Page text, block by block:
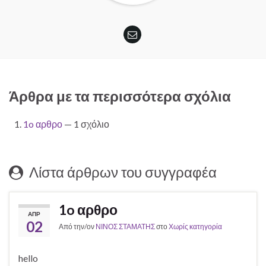
Άρθρα με τα περισσότερα σχόλια
1o αρθρο — 1 σχόλιο
Λίστα άρθρων του συγγραφέα
ΑΠΡ
02
1o αρθρο
Από την/ον ΝΙΝΟΣ ΣΤΑΜΑΤΗΣστοΧωρίς κατηγορία
hello